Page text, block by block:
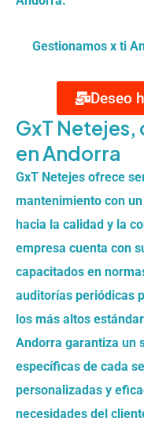
Gestionamos x ti
Deseo
GxT
en Andorra
GxT Netejes ofrece
mantenimiento con
hacia la calidad y la
empresa cuenta con
capacitados en
auditorías periódicas
los más altos
Andorra garantiza un
específicas de cada
personalizadas y
necesidades del